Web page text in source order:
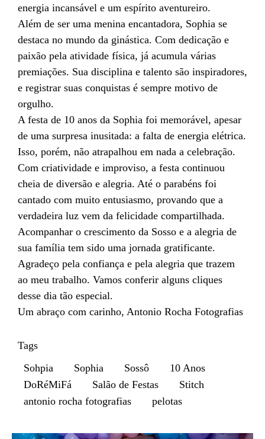
energia incansável e um espírito aventureiro.
Além de ser uma menina encantadora, Sophia se
destaca no mundo da ginástica. Com dedicação e
paixão pela atividade física, já acumula várias
premiações. Sua disciplina e talento são inspiradores,
e registrar suas conquistas é sempre motivo de
orgulho.
A festa de 10 anos da Sophia foi memorável, apesar
de uma surpresa inusitada: a falta de energia elétrica.
Isso, porém, não atrapalhou em nada a celebração.
Com criatividade e improviso, a festa continuou
cheia de diversão e alegria. Até o parabéns foi
cantado com muito entusiasmo, provando que a
verdadeira luz vem da felicidade compartilhada.
Acompanhar o crescimento da Sosso e a alegria de
sua família tem sido uma jornada gratificante.
Agradeço pela confiança e pela alegria que trazem
ao meu trabalho. Vamos conferir alguns cliques
desse dia tão especial.
Um abraço com carinho, Antonio Rocha Fotografias
Tags
Sohpia
Sophia Sossô
10 Anos
DoRéMiFá
Salão de Festas
Stitch
antonio rocha fotografias
pelotas